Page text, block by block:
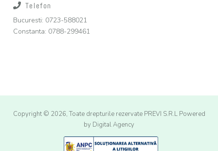
Telefon
Bucuresti: 0723-588021
Constanta: 0788-299461
Copyright © 2026, Toate drepturile rezervate PREVI S.R.L Powered
by Digital Agency